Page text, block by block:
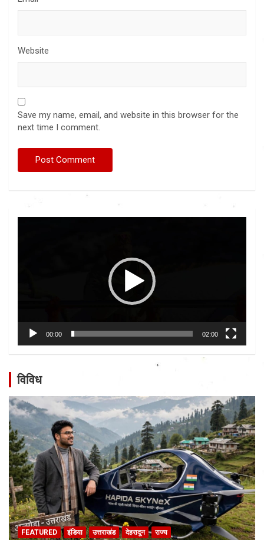
Website
Save my name, email, and website in this browser for the
next time I comment.
00:00 02:00
विविध
FEATURED इंडिया उत्तराखंड देहरादून राज्य